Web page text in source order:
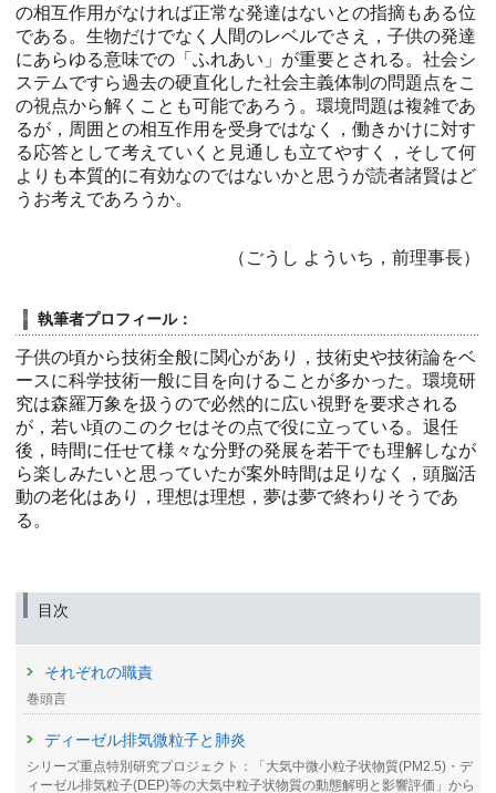
の相互作用がなければ正常な発達はないとの指摘もある位
である。生物だけでなく人間のレベルでさえ，子供の発達
にあらゆる意味での「ふれあい」が重要とされる。社会シ
ステムですら過去の硬直化した社会主義体制の問題点をこ
の視点から解くことも可能であろう。環境問題は複雑であ
るが，周囲との相互作用を受身ではなく，働きかけに対す
る応答として考えていくと見通しも立てやすく，そして何
よりも本質的に有効なのではないかと思うが読者諸賢はど
うお考えであろうか。
（ごうし よういち，前理事長）
執筆者プロフィール：
子供の頃から技術全般に関心があり，技術史や技術論をベ
ースに科学技術一般に目を向けることが多かった。環境研
究は森羅万象を扱うので必然的に広い視野を要求される
が，若い頃のこのクセはその点で役に立っている。退任
後，時間に任せて様々な分野の発展を若干でも理解しなが
ら楽しみたいと思っていたが案外時間は足りなく，頭脳活
動の老化はあり，理想は理想，夢は夢で終わりそうであ
る。
目次
それぞれの職責
巻頭言
ディーゼル排気微粒子と肺炎
シリーズ重点特別研究プロジェクト：「大気中微小粒子状物質(PM2.5)・デ
ィーゼル排気粒子(DEP)等の大気中粒子状物質の動態解明と影響評価」から